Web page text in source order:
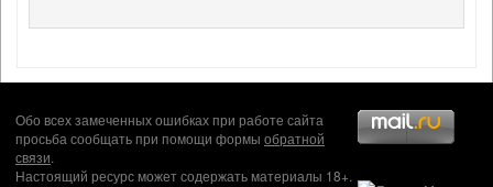
Обо всех замеченных ошибках при работе сайта
просьба сообщать при помощи формы обратной
связи.
Настоящий ресурс может содержать материалы 18+.